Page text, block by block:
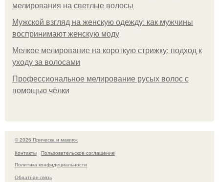
мелирования на светлые волосы
Мужской взгляд на женскую одежду: как мужчины
воспринимают женскую моду
Мелкое мелирование на короткую стрижку: подход к
уходу за волосами
Профессиональное мелирование русых волос с
помощью чёлки
© 2026 Прическа и макияж
Контакты
Пользовательское соглашение
Политика конфидециальности
Обратная связь